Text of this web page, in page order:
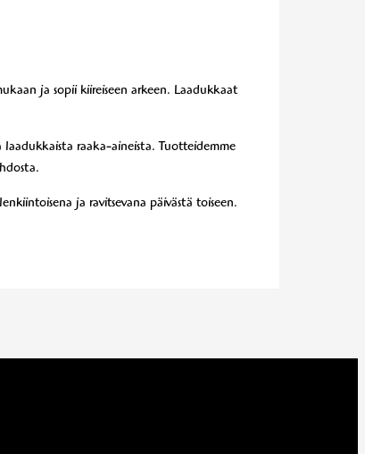
ja sopii kiireiseen arkeen. Laadukkaat
raaka-aineista. Tuotteidemme
ja ravitsevana päivästä toiseen.